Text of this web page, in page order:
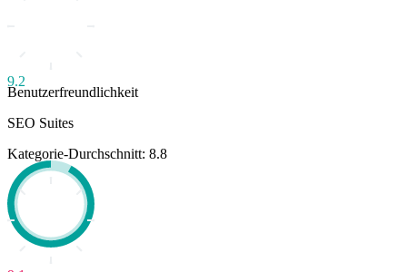
9.2
Benutzerfreundlichkeit
SEO Suites
Kategorie-Durchschnitt: 8.8